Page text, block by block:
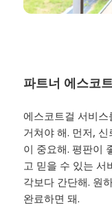
파트너 에스코
에스코트걸 서비
거쳐야 해. 먼저,
이 중요해. 평판이
고 믿을 수 있는 서
각보다 간단해. 원
완료하면 돼.